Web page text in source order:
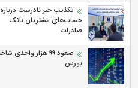
تکذیب خبر نادرست درباره
حساب‌های مشتریان بانک
صادرات
صعود ۹۹ هزار واحدی
بورس